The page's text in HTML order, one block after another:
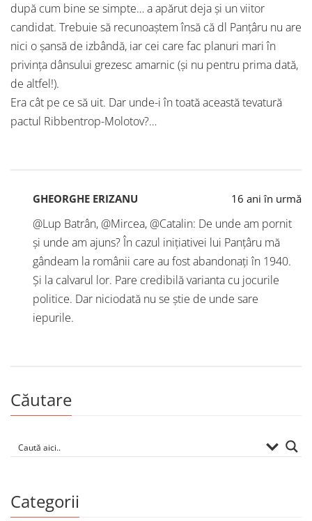
după cum bine se simpte… a apărut deja şi un viitor
candidat. Trebuie să recunoaştem însă că dl Panţâru nu are
nici o şansă de izbândă, iar cei care fac planuri mari în
privinţa dânsului grezesc amarnic (şi nu pentru prima dată,
de altfel!).
Era cât pe ce să uit. Dar unde-i în toată această tevatură
pactul Ribbentrop-Molotov?…
GHEORGHE ERIZANU 16 ani în urmă
@Lup Batrân, @Mircea, @Catalin: De unde am pornit
și unde am ajuns? În cazul inițiativei lui Panțâru mă
gândeam la românii care au fost abandonați în 1940.
Și la calvarul lor. Pare credibilă varianta cu jocurile
politice. Dar niciodată nu se știe de unde sare
iepurile.
Căutare
Categorii